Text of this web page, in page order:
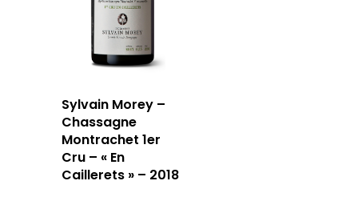
Sylvain Morey –
Chassagne
Montrachet 1er
Cru – « En
Caillerets » – 2018